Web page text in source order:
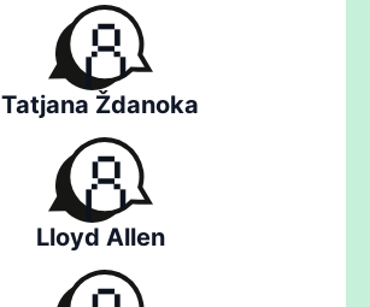
Tatjana Ždanoka
Lloyd Allen